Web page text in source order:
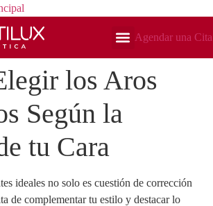
Agendar una Cita
los Aros
Según la
tu Cara
ideales no solo es cuestión de corrección
de complementar tu estilo y destacar lo